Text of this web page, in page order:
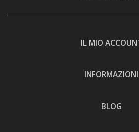
IL MIO
INFORMAZIONI
BLOG